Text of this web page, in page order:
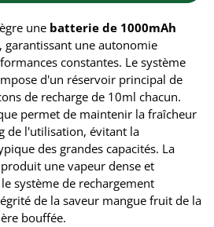
une batterie de 1000mAh
garantissant une autonomie
constantes. Le système
d'un réservoir principal de
de recharge de 10ml chacun.
permet de maintenir la fraîcheur
de l'utilisation, évitant la
des grandes capacités. La
produit une vapeur dense et
système de rechargement
de la saveur mangue fruit de la
bouffée.